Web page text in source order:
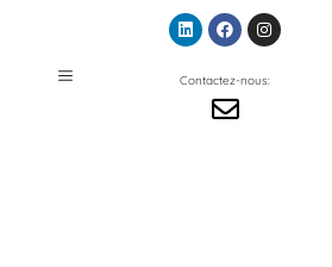
Contactez-nous: